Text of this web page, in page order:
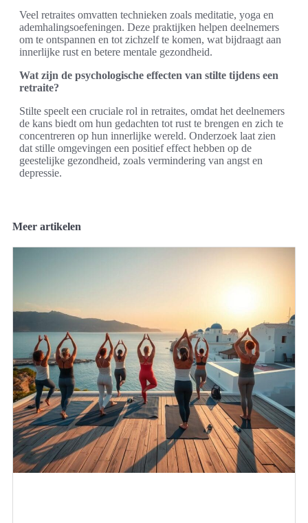
Veel retraites omvatten technieken zoals meditatie, yoga en
ademhalingsoefeningen. Deze praktijken helpen deelnemers
om te ontspannen en tot zichzelf te komen, wat bijdraagt aan
innerlijke rust en betere mentale gezondheid.
Wat zijn de psychologische effecten van stilte tijdens een
retraite?
Stilte speelt een cruciale rol in retraites, omdat het deelnemers
de kans biedt om hun gedachten tot rust te brengen en zich te
concentreren op hun innerlijke wereld. Onderzoek laat zien
dat stille omgevingen een positief effect hebben op de
geestelijke gezondheid, zoals vermindering van angst en
depressie.
Meer artikelen